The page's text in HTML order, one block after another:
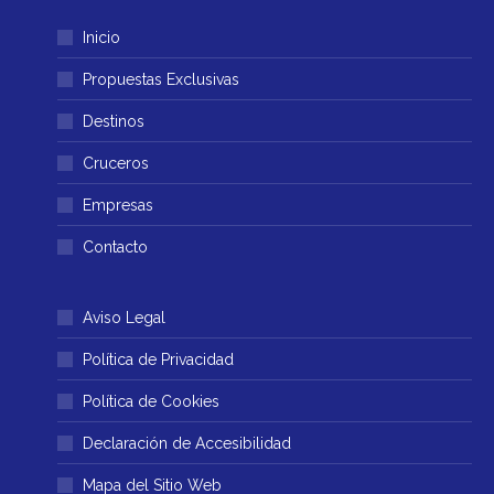
abre
una
ventana
se
abre
en
una
ventana
Inicio
Propuestas Exclusivas
Destinos
Cruceros
Empresas
Contacto
Aviso Legal
Política de Privacidad
Política de Cookies
Declaración de Accesibilidad
Mapa del Sitio Web